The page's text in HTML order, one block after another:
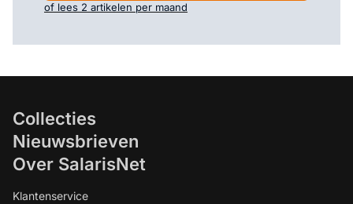
of lees 2 artikelen per maand
Collecties
Nieuwsbrieven
Over SalarisNet
Klantenservice